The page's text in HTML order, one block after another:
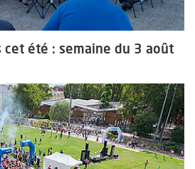
cet été : semaine du 3 août
Retour en images sur Tout Angers